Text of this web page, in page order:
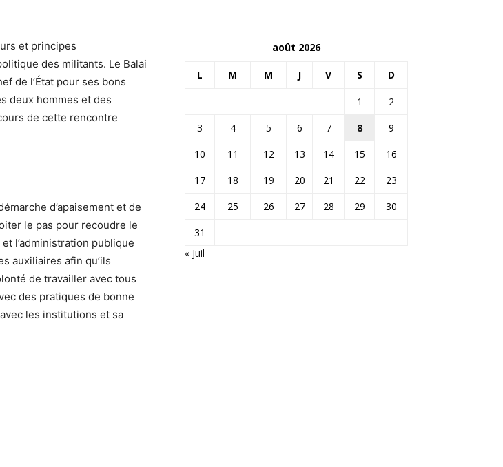
et principes
des militants. Le Balai
de l’État pour ses bons
deux hommes et des
de cette rencontre
d’apaisement et de
le pas pour recoudre le
l’administration publique
auxiliaires afin qu’ils
de travailler avec tous
des pratiques de bonne
les institutions et sa
août 2026
L M M J V S D
1
2
3
4 5 6 7 8
9
10
11 12 13 14 15
16
17
18 19 20 21 22
23
24
25 26 27 28 29
30
31
« Juil